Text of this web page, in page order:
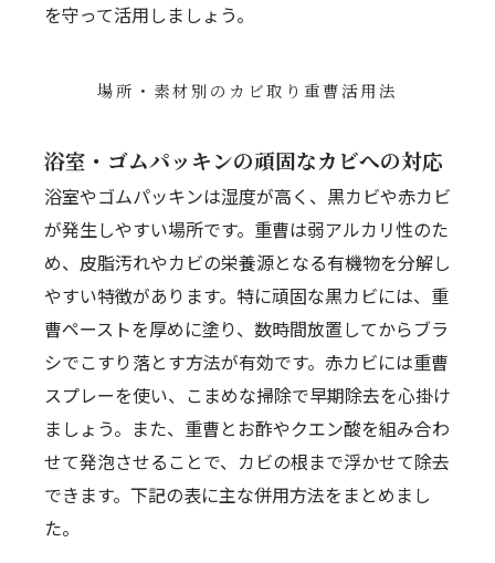
を守って活用しましょう。
場所・素材別のカビ取り重曹活用法
浴室・ゴムパッキンの頑固なカビへの対応
浴室やゴムパッキンは湿度が高く、黒カビや赤カビ
が発生しやすい場所です。重曹は弱アルカリ性のた
め、皮脂汚れやカビの栄養源となる有機物を分解し
やすい特徴があります。特に頑固な黒カビには、重
曹ペーストを厚めに塗り、数時間放置してからブラ
シでこすり落とす方法が有効です。赤カビには重曹
スプレーを使い、こまめな掃除で早期除去を心掛け
ましょう。また、重曹とお酢やクエン酸を組み合わ
せて発泡させることで、カビの根まで浮かせて除去
できます。下記の表に主な併用方法をまとめまし
た。